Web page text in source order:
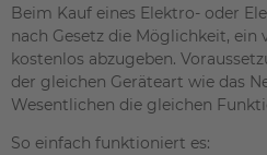
Beim Kauf eines Elektro- oder
nach Gesetz die Möglichkeit,
kostenlos abzugeben.
der gleichen Geräteart wie das
Wesentlichen die gleichen
So einfach funktioniert es: